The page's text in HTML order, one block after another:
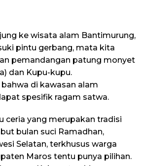
ke wisata alam Bantimurung,
pintu gerbang, mata kita
pemandangan patung monyet
dan Kupu-kupu.
di kawasan alam
spesifik ragam satwa.
ceria yang merupakan tradisi
bulan suci Ramadhan,
Selatan, terkhusus warga
Maros tentu punya pilihan.